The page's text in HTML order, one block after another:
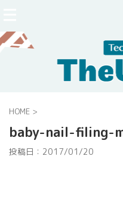
HOME >
baby-nail-filing-
投稿日： 2017/01/20